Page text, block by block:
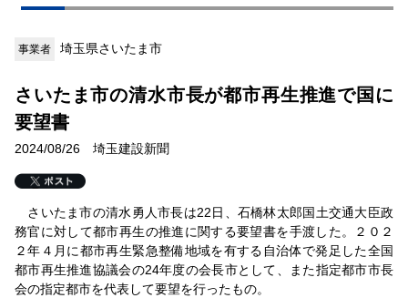
事業者 埼玉県さいたま市
さいたま市の清水市長が都市再生推進で国に
要望書
2024/08/26 埼玉建設新聞
さいたま市の清水勇人市長は22日、石橋林太郎国土交通大臣政
務官に対して都市再生の推進に関する要望書を手渡した。２０２
２年４月に都市再生緊急整備地域を有する自治体で発足した全国
都市再生推進協議会の24年度の会長市として、また指定都市市長
会の指定都市を代表して要望を行ったもの。